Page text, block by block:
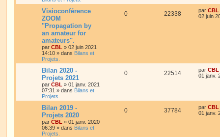
Visioconférence
ZOOM
"Propagation by
an amateur for
amateurs".
par CBL » 02 juin 2021
14:10 » dans Bilans et
Projets.
0 22338 par CBL
02 juin
Bilan 2020 -
Projets 2021
par CBL » 01 janv. 2021
07:31 » dans Bilans et
Projets.
0 22514 par CBL
01 janv.
Bilan 2019 -
Projets 2020
par CBL » 01 janv. 2020
06:39 » dans Bilans et
Projets.
0 37784 par CBL
01 janv.